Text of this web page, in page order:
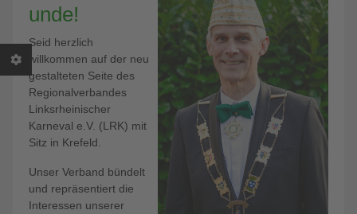
unde!
Seid herzlich
willkommen auf der neu
gestalteten Seite des
Regionalverbandes
Linksrheinischer
Karneval e.V. (LRK) mit
Sitz in Krefeld.
Unser Verband bündelt
und repräsentiert die
Interessen unserer